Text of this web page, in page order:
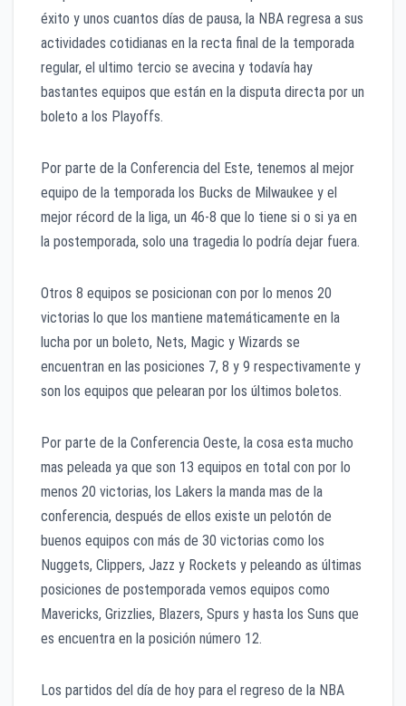
éxito y unos cuantos días de pausa, la NBA regresa a sus
actividades cotidianas en la recta final de la temporada
regular, el ultimo tercio se avecina y todavía hay
bastantes equipos que están en la disputa directa por un
boleto a los Playoffs.
Por parte de la Conferencia del Este, tenemos al mejor
equipo de la temporada los Bucks de Milwaukee y el
mejor récord de la liga, un 46-8 que lo tiene si o si ya en
la postemporada, solo una tragedia lo podría dejar fuera.
Otros 8 equipos se posicionan con por lo menos 20
victorias lo que los mantiene matemáticamente en la
lucha por un boleto, Nets, Magic y Wizards se
encuentran en las posiciones 7, 8 y 9 respectivamente y
son los equipos que pelearan por los últimos boletos.
Por parte de la Conferencia Oeste, la cosa esta mucho
mas peleada ya que son 13 equipos en total con por lo
menos 20 victorias, los Lakers la manda mas de la
conferencia, después de ellos existe un pelotón de
buenos equipos con más de 30 victorias como los
Nuggets, Clippers, Jazz y Rockets y peleando as últimas
posiciones de postemporada vemos equipos como
Mavericks, Grizzlies, Blazers, Spurs y hasta los Suns que
es encuentra en la posición número 12.
Los partidos del día de hoy para el regreso de la NBA